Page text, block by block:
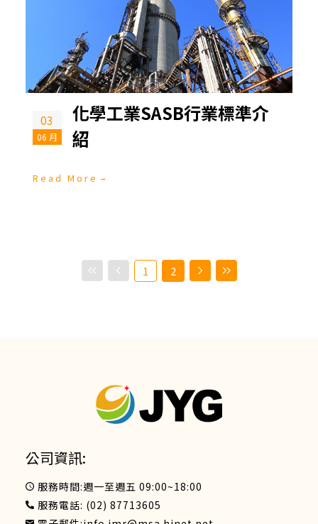
03
06 月
化學工業SASB行業標準介
紹
Read More
1 2
公司資訊:
服務時間:週一至週五 09:00~18:00
服務電話: (02) 87713605